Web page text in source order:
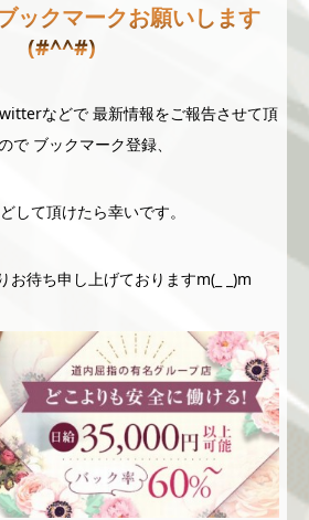
ックマークお願いします
(#^^#)
などで 最新情報をご報告させて頂
で ブックマーク登録、
して頂けたら幸いです。
お待ち申し上げておりますm(_ _)m